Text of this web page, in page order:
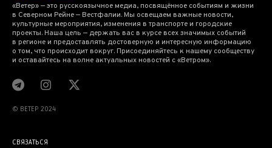
«Ветер» — это русскоязычное медиа, посвящённое событиям и жизни
в Северном Рейне — Вестфалии. Мы освещаем важные новости,
культурные мероприятия, изменения в транспорте и городские
проекты. Наша цель — держать вас в курсе всех значимых событий
в регионе и предоставлять достоверную и интересную информацию
о том, что происходит вокруг. Присоединяйтесь к нашему сообществу
и оставайтесь на волне актуальных новостей с «Ветром».
© BETEP 2024
СВЯЗАТЬСЯ